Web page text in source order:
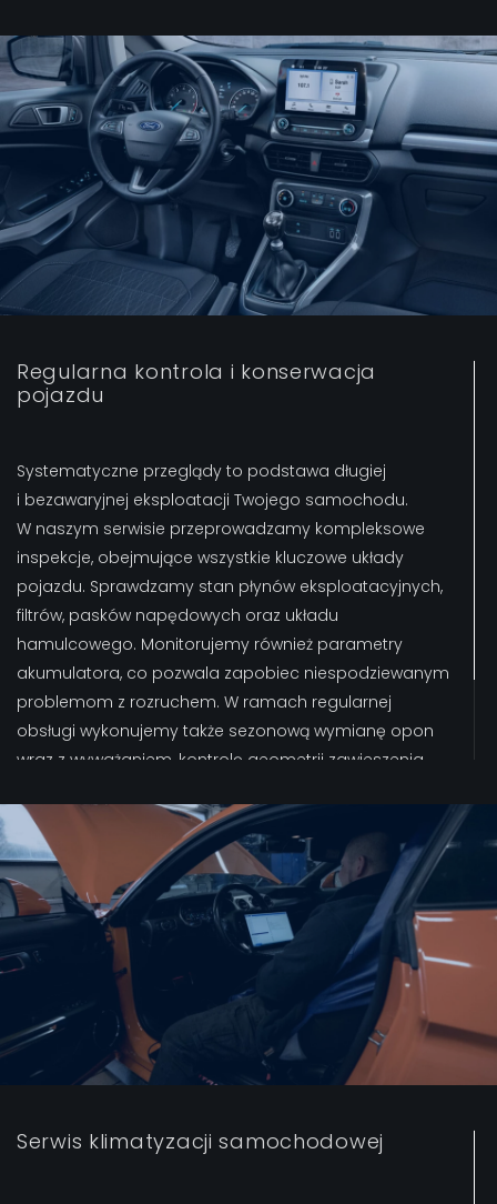
Regularna kontrola i konserwacja
pojazdu
Systematyczne przeglądy to podstawa długiej
i bezawaryjnej eksploatacji Twojego samochodu.
W naszym serwisie przeprowadzamy kompleksowe
inspekcje, obejmujące wszystkie kluczowe układy
pojazdu. Sprawdzamy stan płynów eksploatacyjnych,
filtrów, pasków napędowych oraz układu
hamulcowego. Monitorujemy również parametry
akumulatora, co pozwala zapobiec niespodziewanym
problemom z rozruchem. W ramach regularnej
obsługi wykonujemy także sezonową wymianę opon
wraz z wyważaniem, kontrolę geometrii zawieszenia
działania pozwalają utrzymać Twojego Forda
w optymalnej kondycji przez cały okres użytkowania.
Serwis klimatyzacji samochodowej